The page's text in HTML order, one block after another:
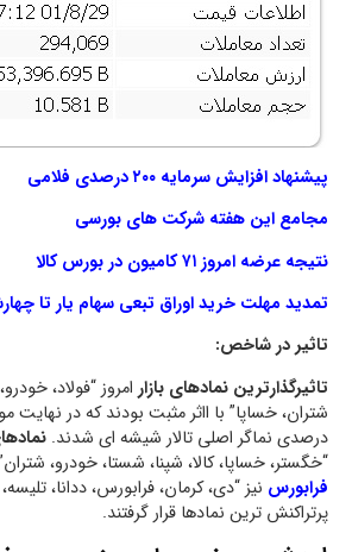
پیشنهاد افزایش سرمایه ۲۰۰ درصدی فلامی
مجامع این هفته شرکت های بورسی
نتیجه عرضه امروز ۷۱ کامیون در بورس کالا
تمدید مهلت خرید اوراق تبعی سهام یار تا
تاثیر در شاخص:
تاثیرگذارترین نمادهای بازار امروز “فولاد،
درصدی نماگر اصلی تالار شیشه ای شدند.
“خگستر، خساپا، کالا، شپنا، شستا، خودرو،
فرابورس نیز “دی، کرمان، فرابورس، ددانا،
پرتراکنش ترین نمادها قرار گرفتند.